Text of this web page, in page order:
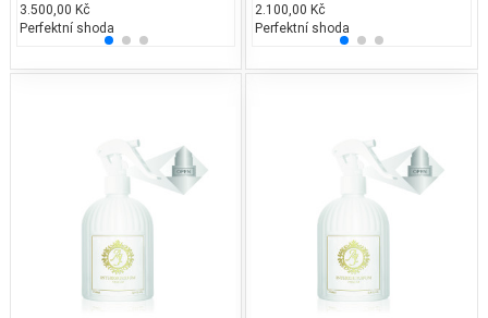
3.500,00 Kč
Perfektní shoda
2.900,00 Kč
25% běžných vonných tónů
2.100,00 Kč
Perfektní shoda